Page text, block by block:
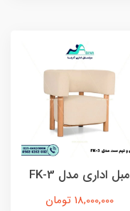
مبل اداری مدل FK-3
18,000,000 تومان